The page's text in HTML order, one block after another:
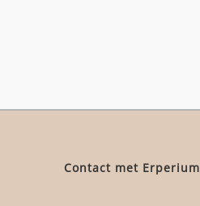
Contact met Erperium